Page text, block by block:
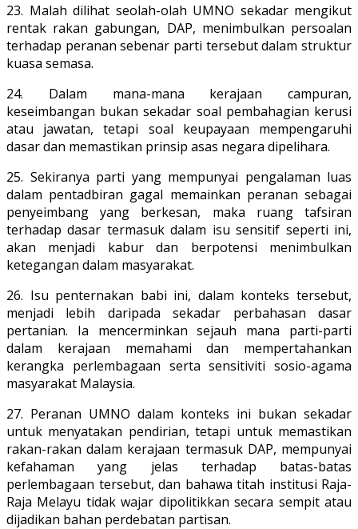
23. Malah dilihat seolah-olah UMNO sekadar mengikut
rentak rakan gabungan, DAP, menimbulkan persoalan
terhadap peranan sebenar parti tersebut dalam struktur
kuasa semasa.
24. Dalam mana-mana kerajaan campuran,
keseimbangan bukan sekadar soal pembahagian kerusi
atau jawatan, tetapi soal keupayaan mempengaruhi
dasar dan memastikan prinsip asas negara dipelihara.
25. Sekiranya parti yang mempunyai pengalaman luas
dalam pentadbiran gagal memainkan peranan sebagai
penyeimbang yang berkesan, maka ruang tafsiran
terhadap dasar termasuk dalam isu sensitif seperti ini,
akan menjadi kabur dan berpotensi menimbulkan
ketegangan dalam masyarakat.
26. Isu penternakan babi ini, dalam konteks tersebut,
menjadi lebih daripada sekadar perbahasan dasar
pertanian. Ia mencerminkan sejauh mana parti-parti
dalam kerajaan memahami dan mempertahankan
kerangka perlembagaan serta sensitiviti sosio-agama
masyarakat Malaysia.
27. Peranan UMNO dalam konteks ini bukan sekadar
untuk menyatakan pendirian, tetapi untuk memastikan
rakan-rakan dalam kerajaan termasuk DAP, mempunyai
kefahaman yang jelas terhadap batas-batas
perlembagaan tersebut, dan bahawa titah institusi Raja-
Raja Melayu tidak wajar dipolitikkan secara sempit atau
dijadikan bahan perdebatan partisan.